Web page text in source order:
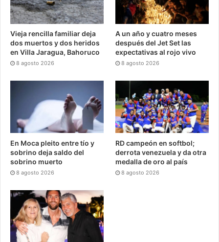
Vieja rencilla familiar deja
dos muertos y dos heridos
en Villa Jaragua, Bahoruco
8 agosto 2026
A un año y cuatro meses
después del Jet Set las
expectativas al rojo vivo
8 agosto 2026
En Moca pleito entre tío y
sobrino deja saldo del
sobrino muerto
8 agosto 2026
RD campeón en softbol;
derrota venezuela y da otra
medalla de oro al país
8 agosto 2026